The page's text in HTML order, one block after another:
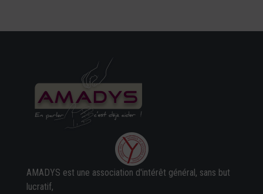
AMADYS est une association d'intérêt général, sans but
lucratif,